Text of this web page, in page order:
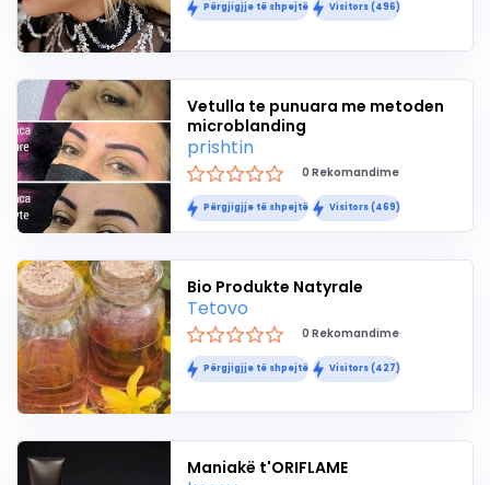
Përgjigjje të shpejtë Visitors (496)
Vetulla te punuara me metoden
microblanding
prishtin
0 Rekomandime
Përgjigjje të shpejtë Visitors (469)
Bio Produkte Natyrale
Tetovo
0 Rekomandime
Përgjigjje të shpejtë Visitors (427)
Maniakë t'ORIFLAME